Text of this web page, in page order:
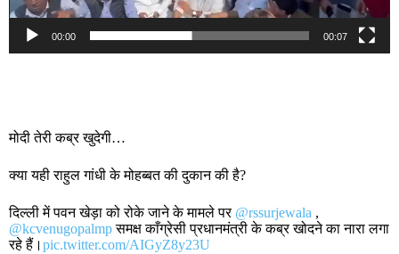
00:00 00:07
मोदी तेरी कब्र खुदेगी…
क्या यही राहुल गांधी के मोहब्बत की दुकान की है?
दिल्ली में पवन खेड़ा को रोके जाने के मामले पर @rssurjewala ,
@kcvenugopalmpसमक्ष काँग्रेसी प्रधानमंत्री के कब्र खोदने का नारा लगा
रहे हैं। pic.twitter.com/AIGyZ8y23U